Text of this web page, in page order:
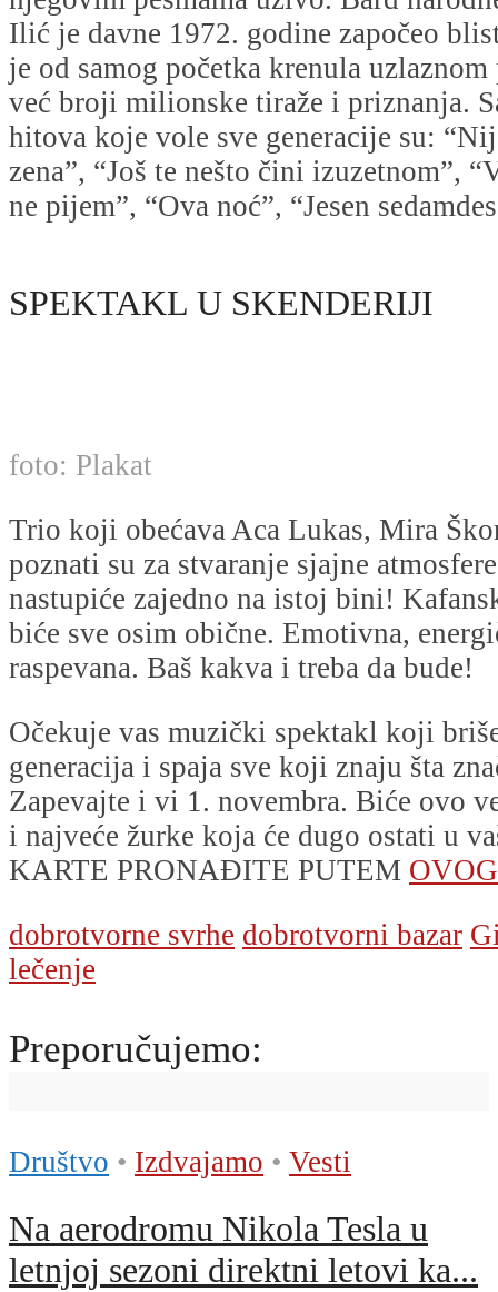
Ilić je davne 1972. godine započeo
je od samog početka krenula
već broji milionske tiraže i priznanja.
hitova koje vole sve generacije su:
zena”, “Još te nešto čini izuzetnom”,
ne pijem”, “Ova noć”, “Jesen
SPEKTAKL U SKENDERIJI
foto: Plakat
Trio koji obećava Aca Lukas, Mira
poznati su za stvaranje sjajne
nastupiće zajedno na istoj bini!
biće sve osim obične. Emotivna,
raspevana. Baš kakva i treba da bude!
Očekuje vas muzički spektakl koji
generacija i spaja sve koji znaju šta
Zapevajte i vi 1. novembra. Biće ovo
i najveće žurke koja će dugo ostati u
KARTE PRONAĐITE PUTEM
dobrotvorne svrhe dobrotvorni bazar
lečenje
Preporučujemo:
Društvo • Izdvajamo • Vesti
Na aerodromu Nikola Tesla u
letnjoj sezoni direktni letovi ka...